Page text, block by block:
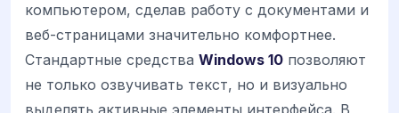
компьютером, сделав работу с документами и
веб-страницами значительно комфортнее.
Стандартные средства Windows 10 позволяют
не только озвучивать текст, но и визуально